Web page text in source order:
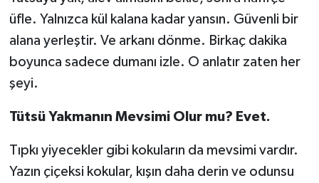
üfle. Yalnızca kül kalana kadar yansın. Güvenli bir
alana yerleştir. Ve arkanı dönme. Birkaç dakika
boyunca sadece dumanı izle. O anlatır zaten her
şeyi.
Tütsü Yakmanın Mevsimi Olur mu? Evet.
Tıpkı yiyecekler gibi kokuların da mevsimi vardır.
Yazın çiçeksi kokular, kışın daha derin ve odunsu